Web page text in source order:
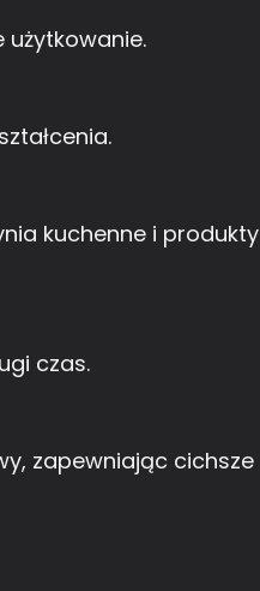
użytkowanie.
kuchenne i produkty
czas.
zapewniając cichsze